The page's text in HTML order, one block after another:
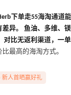
下单走55海淘通道
异。 鱼油、多维、
对比无返利渠道，一
最高的海淘方式。
新人首晒赢好礼
产品促销！入球